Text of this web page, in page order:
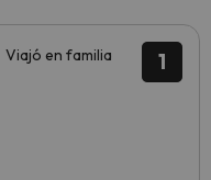
1
Viajó en familia